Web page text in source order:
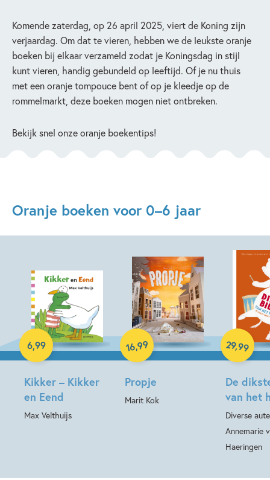
Komende zaterdag, op 26 april 2025, viert de Koning zijn
verjaardag. Om dat te vieren, hebben we de leukste oranje
boeken bij elkaar verzameld zodat je Koningsdag in stijl
kunt vieren, handig gebundeld op leeftijd. Of je nu thuis
met een oranje tompouce bent of op je kleedje op de
rommelmarkt, deze boeken mogen niet ontbreken.
Bekijk snel onze oranje boekentips!
Oranje boeken voor 0–6 jaar
Kikker – Kikker
en Eend
Max Velthuijs
6,99
Hardcover
Propje
Marit Kok
16,99
Hardcover
De
van het
Diverse
Annemarie
Haeringen
29,99
Hardcover